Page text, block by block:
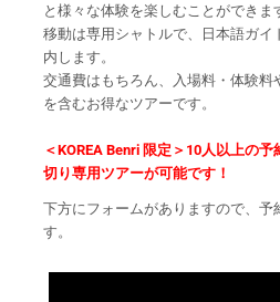
と様々な体験を楽しむことができま
移動は専用シャトルで、日本語ガイ
内します。
交通費はもちろん、入場料・体験料
を含むお得なツアーです。
＜KOREA Benri 限定＞10人以上の
切り専用ツアーが可能です！
下方にフォームがありますので、予
す。